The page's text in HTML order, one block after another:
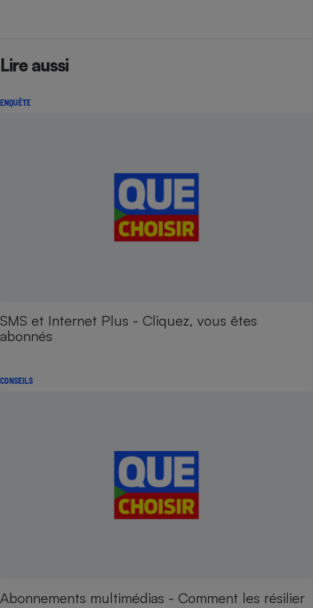
Lire aussi
ENQUÊTE
SMS et Internet Plus - Cliquez, vous êtes
abonnés
CONSEILS
Abonnements multimédias - Comment les résilier